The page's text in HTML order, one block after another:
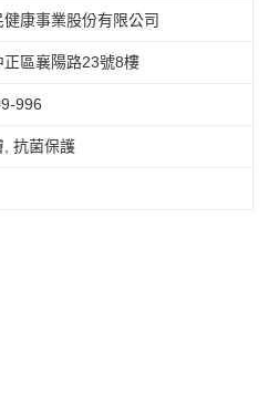
健康事業股份有限公司
正區襄陽路23號8樓
996
, 抗菌保護